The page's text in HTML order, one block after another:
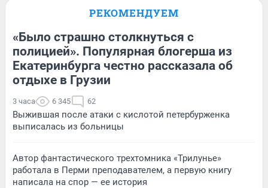
РЕКОМЕНДУЕМ
«Было страшно столкнуться с
полицией». Популярная блогерша из
Екатеринбурга честно рассказала об
отдыхе в Грузии
3 часа 6 345 62
Выжившая после атаки с кислотой петербурженка
выписалась из больницы
Автор фантастического трехтомника «Трилунье»
работала в Перми преподавателем, а первую книгу
написала на спор — ее история